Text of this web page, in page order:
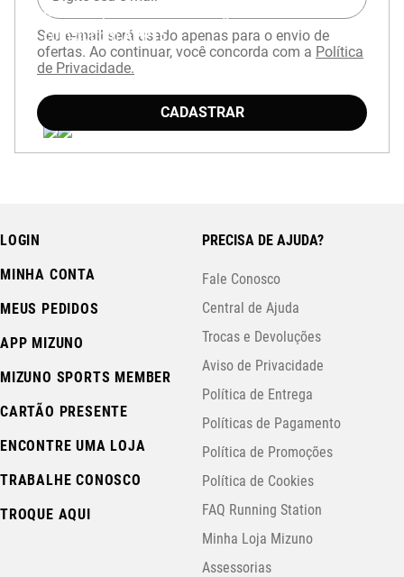
Baixe o aplicativo Mizuno e garanta
com cupomAPP15.
Seu e-mail será usado apenas para o envio de
ofertas. Ao continuar, você concorda com a Política
de Privacidade.
CADASTRAR
LOGIN
MINHA CONTA
MEUS PEDIDOS
APP MIZUNO
MIZUNO SPORTS MEMBER
CARTÃO PRESENTE
ENCONTRE UMA LOJA
TRABALHE CONOSCO
TROQUE AQUI
PRECISA DE AJUDA?
Fale Conosco
Central de Ajuda
Trocas e Devoluções
Aviso de Privacidade
Política de Entrega
Políticas de Pagamento
Política de Promoções
Política de Cookies
FAQ Running Station
Minha Loja Mizuno
Assessorias